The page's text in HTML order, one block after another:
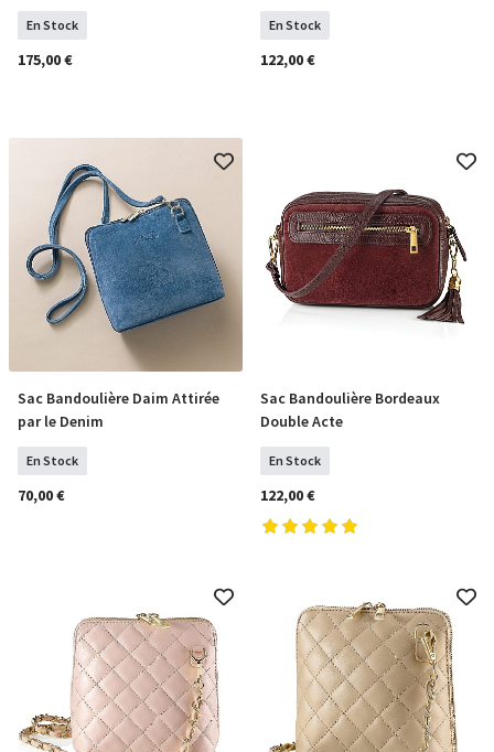
En Stock
175,00 €
En Stock
122,00 €
COMMANDER
Sac Bandoulière Daim Attirée
par le Denim
En Stock
70,00 €
COMMANDER
Sac Bandoulière Bordeaux
Double Acte
En Stock
122,00 €